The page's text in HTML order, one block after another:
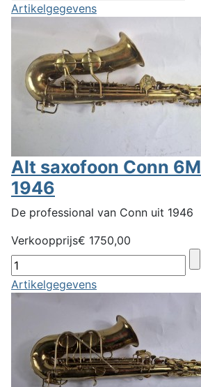
Artikelgegevens
Alt saxofoon Conn
1946
De professional van Conn uit 1946
Verkoopprijs€ 1750,00
Artikelgegevens